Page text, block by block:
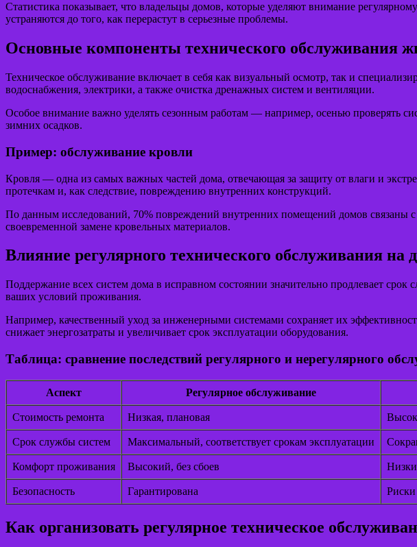
Статистика показывает, что владельцы домов, которые уделяют внимание
устраняются до того, как перерастут в серьезные проблемы.
Основные компоненты технического обслуживания
Техническое обслуживание включает в себя как визуальный осмотр, так и
водоснабжения, электрики, а также очистка дренажных систем и вентиляции.
Особое внимание важно уделять сезонным работам — например, осенью проверять
зимних осадков.
Пример: обслуживание кровли
Кровля — одна из самых важных частей дома, отвечающая за защиту от влаги и
протечкам и, как следствие, повреждению внутренних конструкций.
По данным исследований, 70% повреждений внутренних помещений домов
своевременной замене кровельных материалов.
Влияние регулярного технического обслуживания на
Поддержание всех систем дома в исправном состоянии значительно продлевает
ваших условий проживания.
Например, качественный уход за инженерными системами сохраняет их
снижает энергозатраты и увеличивает срок эксплуатации оборудования.
Таблица: сравнение последствий регулярного и нерегулярного
Аспект Регулярное обслуживание
Стоимость ремонта Низкая, плановая
Срок службы систем Максимальный, соответствует срокам эксплуатации
Комфорт проживания Высокий, без сбоев
Безопасность Гарантирована
Как организовать регулярное техническое